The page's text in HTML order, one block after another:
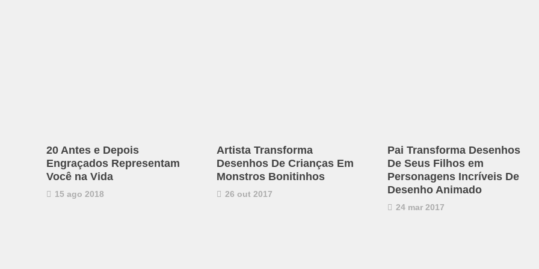
20 Antes e Depois
Engraçados Representam
Você na Vida
15 ago 2018
Artista Transforma
Desenhos De Crianças Em
Monstros Bonitinhos
26 out 2017
Pai Transforma Desenhos
De Seus Filhos em
Personagens Incríveis De
Desenho Animado
24 mar 2017